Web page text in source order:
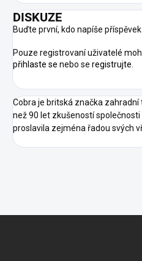
DISKUZE
Buďte první, kdo napíše
Pouze registrovaní uživatelé
přihlaste se nebo se registrujte
Cobra je britská značka
než 90 let zkušeností společnosti
proslavila zejména řadou svých